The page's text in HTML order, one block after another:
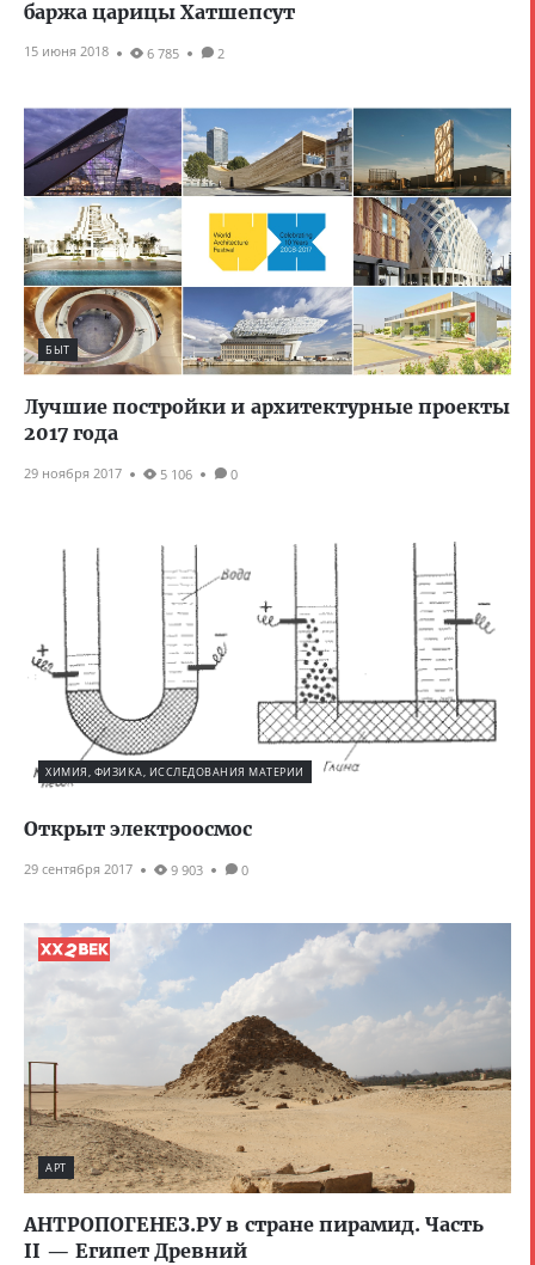
баржа царицы Хатшепсут
15 июня 2018 6 785 2
БЫТ
Лучшие постройки и архитектурные проекты
2017 года
29 ноября 2017 5 106 0
ХИМИЯ, ФИЗИКА, ИССЛЕДОВАНИЯ МАТЕРИИ
Открыт электроосмос
29 сентября 2017 9 903 0
АРТ
АНТРОПОГЕНЕЗ.РУ в стране пирамид. Часть
II — Египет Древний